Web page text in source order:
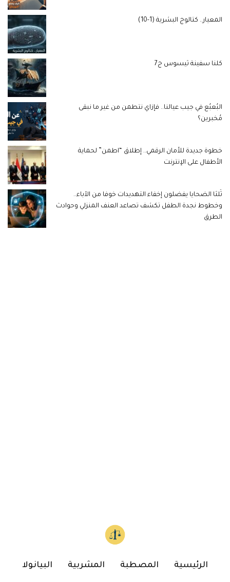
المعيار.. كتالوج البشرية (1-10)
كلنا سفينة ثيسوس ج7
البُعبُع في جيب عيالنا.. فإزاي نتطمن من غير ما نبقى
مُخبرين؟
خطوة جديدة للأمان الرقمي.. إطلاق “اطمن” لحماية
الأطفال على الإنترنت
ثُلثا الضحايا يفضلون إخفاء التهديدات خوفا من الآباء..
وخطوط نجدة الطفل تكشف تصاعد العنف المنزلي وحوادث
الطرق
الرئيسية المصطبة المشربية البيانولا